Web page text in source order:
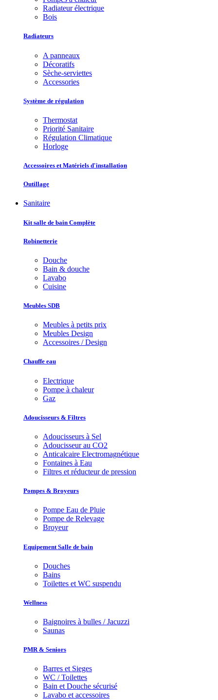
Radiateur électrique
Bois
Radiateurs
A panneaux
Décoratifs
Sèche-serviettes
Accessories
Système de régulation
Thermostat
Priorité Sanitaire
Régulation Climatique
Horloge
Accessoires et Matériels d'installation
Outillage
Sanitaire
Kit salle de bain Complète
Robinetterie
Douche
Bain & douche
Lavabo
Cuisine
Meubles SDB
Meubles à petits prix
Meubles Design
Accessoires / Design
Chauffe eau
Electrique
Pompe à chaleur
Gaz
Adoucisseurs & Filtres
Adoucisseurs à Sel
Adoucisseur au CO2
Anticalcaire Electromagnétique
Fontaines à Eau
Filtres et réducteur de pression
Pompes & Broyeurs
Pompe Eau de Pluie
Pompe de Relevage
Broyeur
Equipement Salle de bain
Douches
Bains
Toilettes et WC suspendu
Wellness
Baignoires à bulles / Jacuzzi
Saunas
PMR & Seniors
Barres et Sieges
WC / Toilettes
Bain et Douche sécurisé
Lavabo et accessoires